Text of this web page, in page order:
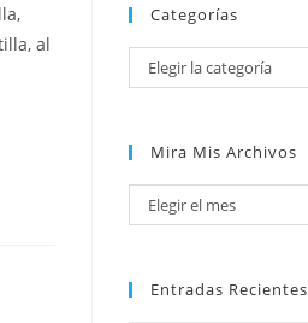
al
Categorías
Categorías
Elegir la categoría
Mira Mis Archivos
Mira
mis
Elegir el mes
Entradas Recientes